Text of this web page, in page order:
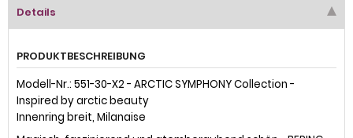
Details
PRODUKTBESCHREIBUNG
Modell-Nr.: 551-30-X2 - ARCTIC SYMPHONY Collection -
Inspired by arctic beauty
Innenring breit, Milanaise